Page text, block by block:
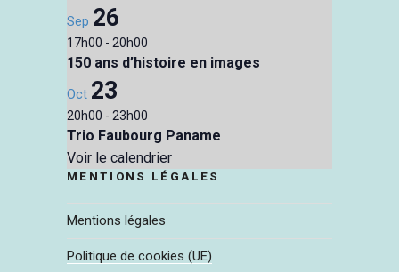
Sep 26
17h00 - 20h00
150 ans d’histoire en images
Oct 23
20h00 - 23h00
Trio Faubourg Paname
Voir le calendrier
MENTIONS LÉGALES
Mentions légales
Politique de cookies (UE)